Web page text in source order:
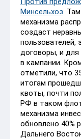
Минсельхоз.
механизма
создаст
договоры, и для
в кампании.
отметили, что
итогам
квоты, почти
РФ в таком
механизма
обновлено 40%
Дальнего